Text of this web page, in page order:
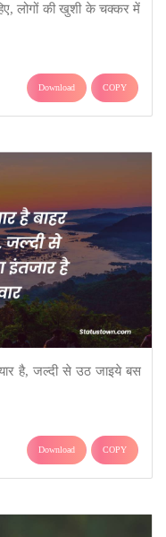
लोगों की खुशी के चक्कर में
Download COPY
है, जल्दी से उठ जाइये बस
Download COPY